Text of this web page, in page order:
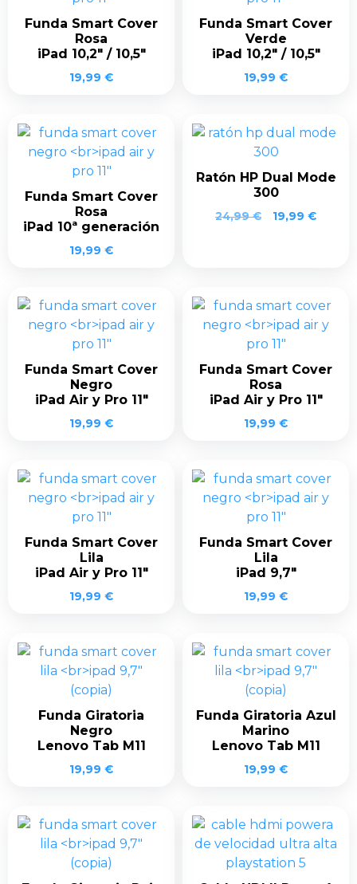
Funda Smart Cover
Rosa
iPad 10,2″ / 10,5″
19,99 €
Funda Smart Cover
Verde
iPad 10,2″ / 10,5″
19,99 €
Funda Smart Cover
Rosa
iPad 10ª generación
19,99 €
Ratón HP Dual Mode
300
24,99€
El
19,99 €El
Funda Smart Cover
Negro
iPad Air y Pro 11″
19,99 €
Funda Smart Cover
Rosa
iPad Air y Pro 11″
19,99 €
Funda Smart Cover
Lila
iPad Air y Pro 11″
19,99 €
Funda Smart Cover
Lila
iPad 9,7″
19,99 €
Funda Giratoria
Negro
Lenovo Tab M11
19,99 €
Funda Giratoria Azul
Marino
Lenovo Tab M11
19,99 €